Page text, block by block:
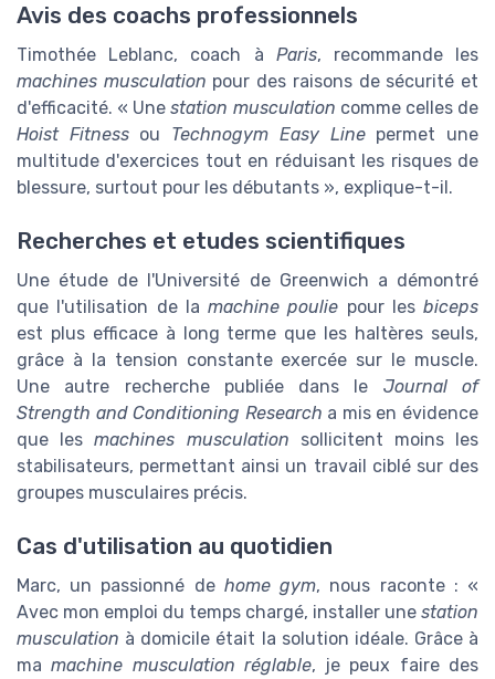
Avis des coachs professionnels
Timothée Leblanc, coach à Paris, recommande les
machines musculation pour des raisons de sécurité et
d'efficacité. « Unestation musculation comme celles de
Hoist Fitnessou Technogym Easy Linepermet une
multitude d'exercices tout en réduisant les risques de
blessure, surtout pour les débutants », explique-t-il.
Recherches et etudes scientifiques
Une étude de l'Université de Greenwich a démontré
que l'utilisation de la machine poulie pour les biceps
est plus efficace à long terme que les haltères seuls,
grâce à la tension constante exercée sur le muscle.
Une autre recherche publiée dans le Journal of
Strength and Conditioning Research a mis en évidence
que lesmachines musculation sollicitent moins les
stabilisateurs, permettant ainsi un travail ciblé sur des
groupes musculaires précis.
Cas d'utilisation au quotidien
Marc, un passionné de home gym, nous raconte : «
Avec mon emploi du temps chargé, installer une station
musculation à domicile était la solution idéale. Grâce à
mamachine musculation réglable, je peux faire des